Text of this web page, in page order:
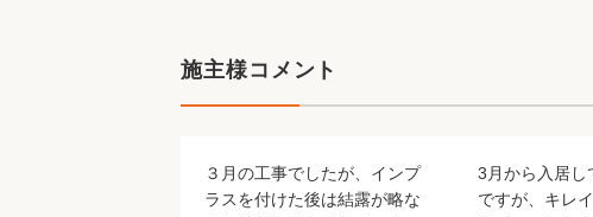
中古物件探しから性能向上リフォームをワン
ストップ
施主様コメント
３月の工事でしたが、インプ
ラスを付けた後は結露が略な
3月から入居し
ですが、キレ